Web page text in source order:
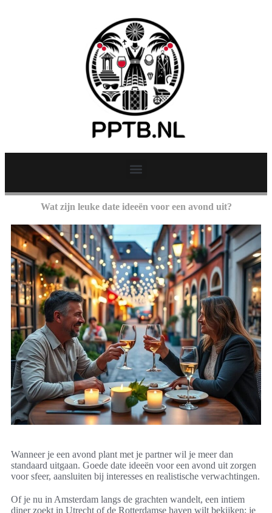
Wat zijn leuke date ideeën voor een avond uit?
Wanneer je een avond plant met je partner wil je meer dan
standaard uitgaan. Goede date ideeën voor een avond uit zorgen
voor sfeer, aansluiten bij interesses en realistische verwachtingen.
Of je nu in Amsterdam langs de grachten wandelt, een intiem
diner zoekt in Utrecht of de Rotterdamse haven wilt bekijken: je